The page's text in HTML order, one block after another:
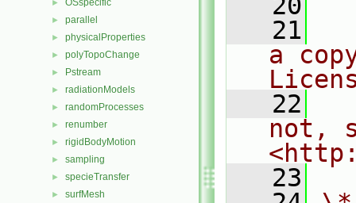
► OSspecific
► parallel
► physicalProperties
► polyTopoChange
► Pstream
► radiationModels
► randomProcesses
► renumber
► rigidBodyMotion
► sampling
► specieTransfer
► surfMesh
   21
a
   22
not,
   23